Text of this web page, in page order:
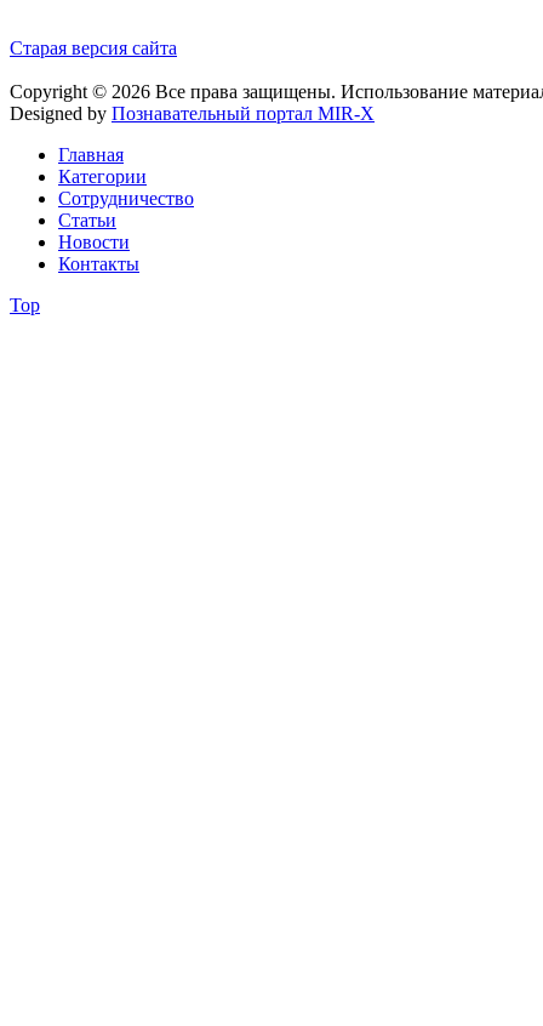
Старая версия сайта
Copyright © 2026 Все права защищены. Использование
Designed by Познавательный портал MIR-X
Главная
Категории
Сотрудничество
Статьи
Новости
Контакты
Top